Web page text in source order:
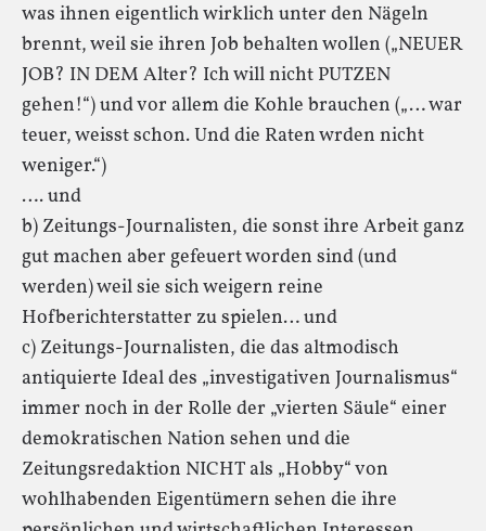
was ihnen eigentlich wirklich unter den Nägeln
brennt, weil sie ihren Job behalten wollen („NEUER
JOB? IN DEM Alter? Ich will nicht PUTZEN
gehen!“) und vor allem die Kohle brauchen („… war
teuer, weisst schon. Und die Raten wrden nicht
weniger.“)
…. und
b) Zeitungs-Journalisten, die sonst ihre Arbeit ganz
gut machen aber gefeuert worden sind (und
werden) weil sie sich weigern reine
Hofberichterstatter zu spielen… und
c) Zeitungs-Journalisten, die das altmodisch
antiquierte Ideal des „investigativen Journalismus“
immer noch in der Rolle der „vierten Säule“ einer
demokratischen Nation sehen und die
Zeitungsredaktion NICHT als „Hobby“ von
wohlhabenden Eigentümern sehen die ihre